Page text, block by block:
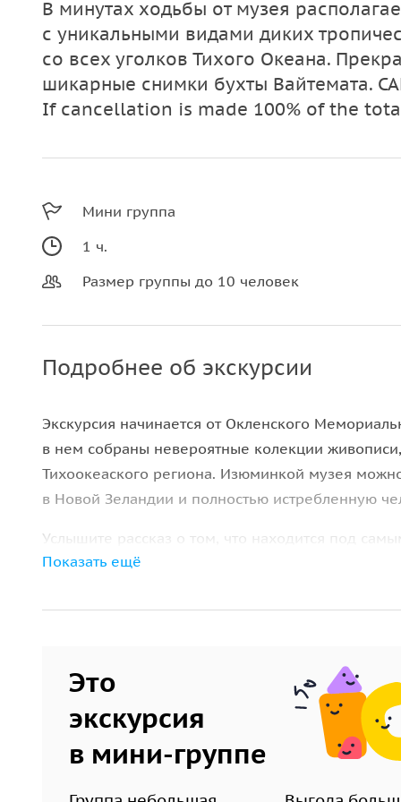
В минутах ходьбы от музея
с уникальными видами диких
со всех уголков Тихого Океана.
шикарные снимки бухты Вайтемата.
If cancellation is made 100% of the
Мини группа
1 ч.
Размер группы до 10 человек
Подробнее об экскурсии
Экскурсия начинается от Окленского
в нем собраны невероятные колекции
Тихоокеаского региона. Изюминкой музея
в Новой Зеландии и полностью истребленную
Услышите рассказ о том, что находится под
ходьбы от музея располагается ботанический
снимки бухты Вайтемата.
Показать ещё
Это
экскурсия
в мини-группе